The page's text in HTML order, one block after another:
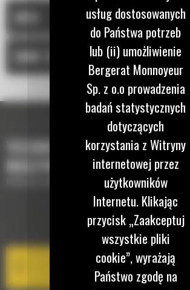
DANE TECHNICZNE
TECHNOLOGIE, KTÓRE
MASZYNĘ
Krótki opis wyposażenia lub technologii potrzebnych do
EQUIPMENT
Cat PL161
usług dostosowanych
do Państwa potrzeb
lub (ii) umożliwienie
Bergerat Monnoyeur
Sp. z o.o prowadzenia
badań statystycznych
dotyczących
korzystania z Witryny
internetowej przez
użytkowników
Internetu. Klikając
przycisk „Zaakceptuj
wszystkie pliki
cookie”, wyrażają
Państwo zgodę na